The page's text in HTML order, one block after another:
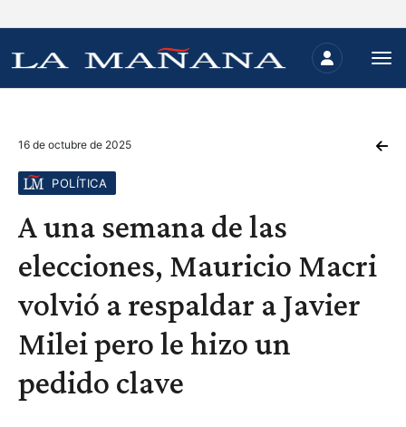
16 de octubre de 2025
POLÍTICA
A una semana de las
elecciones, Mauricio Macri
volvió a respaldar a Javier
Milei pero le hizo un
pedido clave